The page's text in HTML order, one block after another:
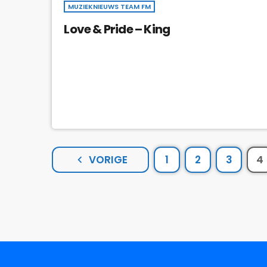
MUZIEKNIEUWS TEAM FM
Love & Pride – King
navigate_before VORIGE 1 2 3 4